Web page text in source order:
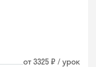
от 3325 ₽ / урок